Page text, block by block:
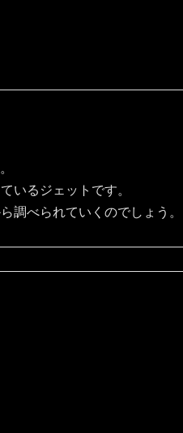
いるジェットです。
調べられていくのでしょう。